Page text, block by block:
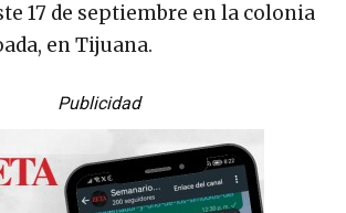
17 de septiembre en la colonia
en Tijuana.
Publicidad